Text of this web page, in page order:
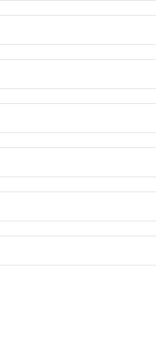
e BRCA2 per
dei tumori al seno si
associata alla
al di sotto dei 50
la saliva o le
opportuna la
e BRCA2 può
mutazioni a
predittive.
o meno, di
la famiglia.
geni BRCA1 o
non sia noto l'effetto.
il significato dei
strategie per
una
potrebbero
Associated With
AIOM.